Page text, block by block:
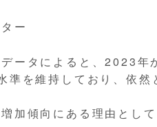
ー
ータによると、2023
準を維持しており、依然
加傾向にある理由とし